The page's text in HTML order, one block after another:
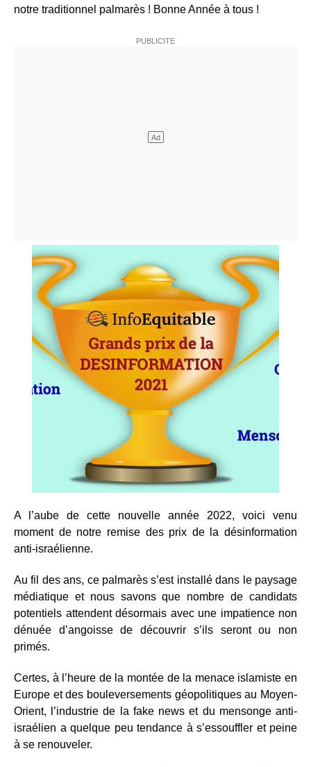
notre traditionnel palmarès ! Bonne Année à tous !
A l’aube de cette nouvelle année 2022, voici venu
moment de notre remise des prix de la désinformation
anti-israélienne.
Au fil des ans, ce palmarès s’est installé dans le paysage
médiatique et nous savons que nombre de candidats
potentiels attendent désormais avec une impatience non
dénuée d’angoisse de découvrir s’ils seront ou non
primés.
Certes, à l’heure de la montée de la menace islamiste en
Europe et des bouleversements géopolitiques au Moyen-
Orient, l’industrie de la fake news et du mensonge anti-
israélien a quelque peu tendance à s’essouffler et peine
à se renouveler.